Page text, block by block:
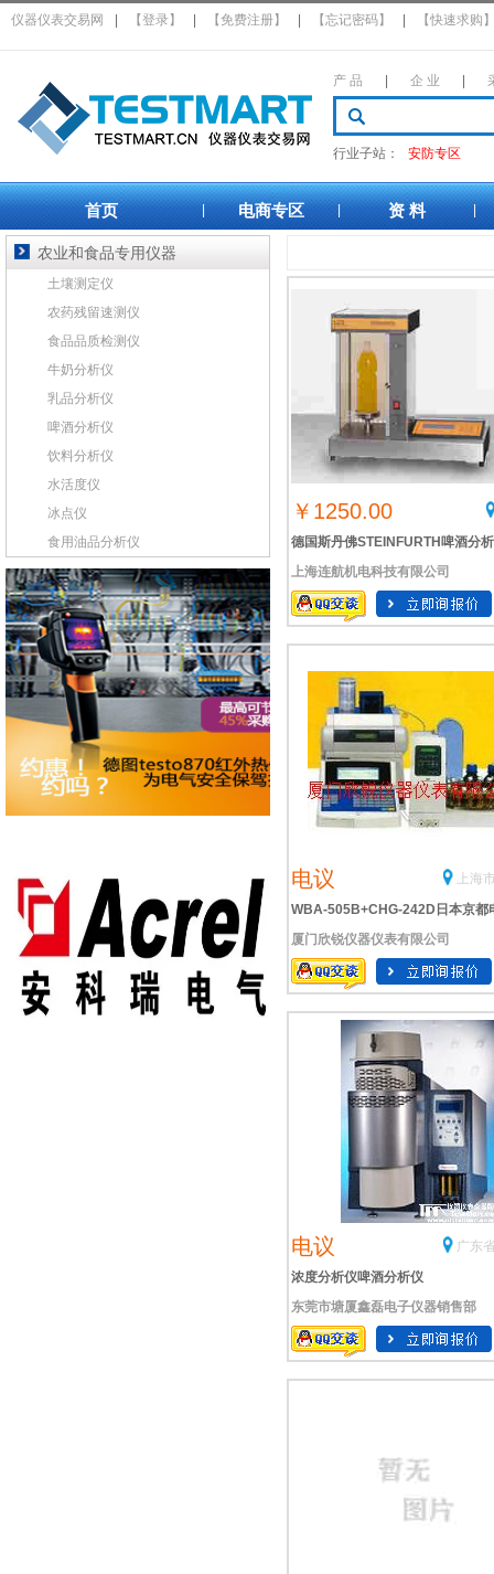
仪器仪表交易网 【登录】 【免费注册】 【忘记密码】 【快速求购
产 品 企 业
行业子站： 安防专区
首页 电商专区 资 料
￥1250.00
德国斯丹佛STEINFURTH啤酒分
上海连航机电科技有限公司
电议
上海
WBA-505B+CHG-242D日本京都
KEM全自动啤酒分析仪WBA-
505B+CHG-242D
厦门欣锐仪器仪表有限公司
电议
广东
浓度分析仪啤酒分析仪
东莞市塘厦鑫磊电子仪器销售部
农业和食品专用仪器
土壤测定仪
农药残留速测仪
食品品质检测仪
牛奶分析仪
乳品分析仪
啤酒分析仪
饮料分析仪
水活度仪
冰点仪
食用油品分析仪